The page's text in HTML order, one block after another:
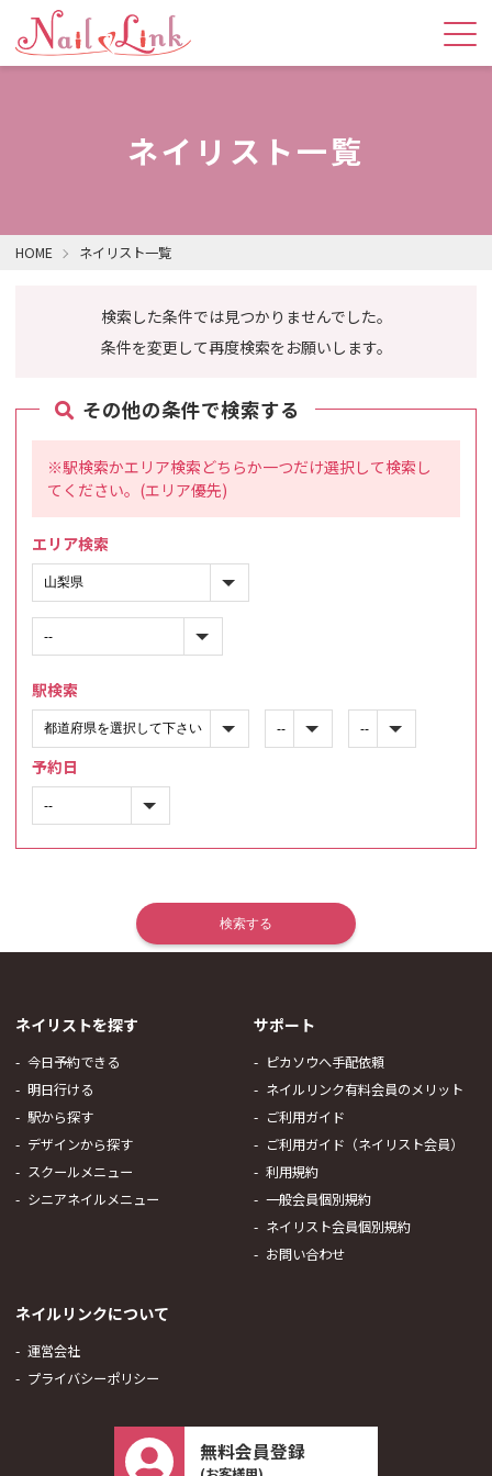
ネイリスト一覧
HOME ネイリスト一覧
検索した条件では見つかりませんでした。
条件を変更して再度検索をお願いします。
その他の条件で検索する
※駅検索かエリア検索どちらか一つだけ選択して検索し
てください。(エリア優先)
エリア検索
駅検索
予約日
ネイリストを探す
今日予約できる
明日行ける
駅から探す
デザインから探す
スクールメニュー
シニアネイルメニュー
サポート
ピカソウへ手配依頼
ネイルリンク有料会員のメリット
ご利用ガイド
ご利用ガイド（ネイリスト会員）
利用規約
一般会員個別規約
ネイリスト会員個別規約
お問い合わせ
ネイルリンクについて
運営会社
プライバシーポリシー
無料会員登録